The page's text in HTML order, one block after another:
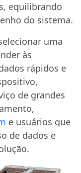
equilibrando
do sistema.
uma
às
rápidos e
de grandes
e usuários que
de dados e